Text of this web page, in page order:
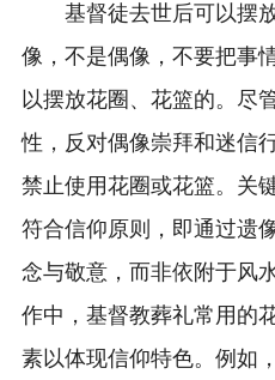
基督徒去世后可以摆
像，不是偶像，不要把事
以摆放花圈、花篮的。尽
性，反对偶像崇拜和迷信
禁止使用花圈或花篮。关
符合信仰原则，即通过遗
念与敬意，而非依附于风
作中，基督教葬礼常用的
素以体现信仰特色。例如